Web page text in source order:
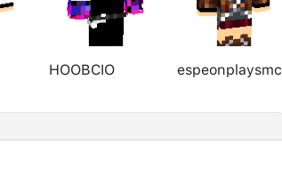
HOOBCIO espeonplaysmc